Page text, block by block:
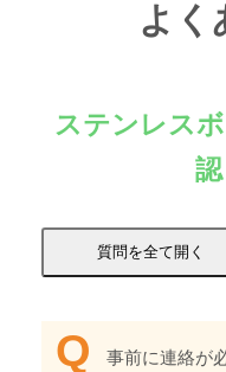
よく
ステンレス
事前に連絡が